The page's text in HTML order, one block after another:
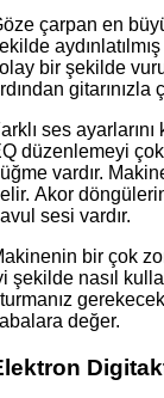
çarpan en
bir şekilde
gitarınızla
ses
düzenlemeyi
vardır.
Akor
sesi vardır.
bir çok zor
şekilde nasıl
değer.